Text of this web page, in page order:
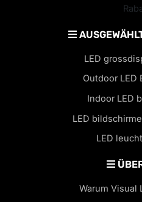
LED
Outdoor LED
Indoor LED
LED
LED
Warum Visual